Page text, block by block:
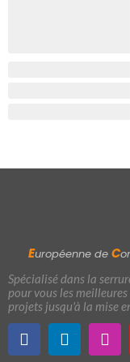
Européenne de C
Spécialisé dans la
pour vous les
projets jusqu'à la mise